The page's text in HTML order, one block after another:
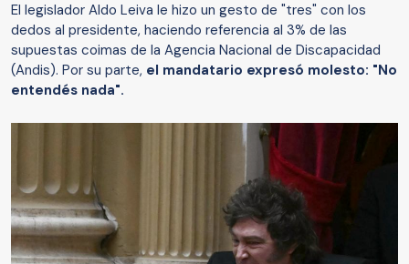
El legislador Aldo Leiva le hizo un gesto de "tres" con los
dedos al presidente, haciendo referencia al 3% de las
supuestas coimas de la Agencia Nacional de Discapacidad
(Andis). Por su parte, el mandatario expresó molesto: "No
entendés nada".